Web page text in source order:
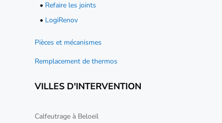
• Refaire les joints
• LogiRenov
Pièces et mécanismes
Remplacement de thermos
VILLES D'INTERVENTION
Calfeutrage à Beloeil